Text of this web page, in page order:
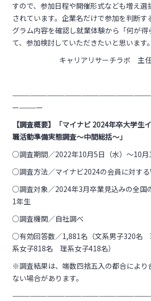
すので、参加日程や開催形式なども増え選
されています。企業名だけで参加を判断す
グラム内容を確認し就業体験から「何が得
て、参加検討していただきたいと思います。
キャリアリサーチラボ 主
—————
【調査概要】「マイナビ 2024年卒大学生
職活動準備実態調査～中間総括～」
○調査期間／2022年10月5日（水）～10月
○調査方法／マイナビ2024の会員に対する
○調査対象／2024年3月卒業見込みの全国
1年生
○調査機関／自社調べ
○有効回答数／1,881名（文系男子320
系女子818名 理系女子418名）
※調査結果は、端数四捨五入の都合により
ない場合があります。